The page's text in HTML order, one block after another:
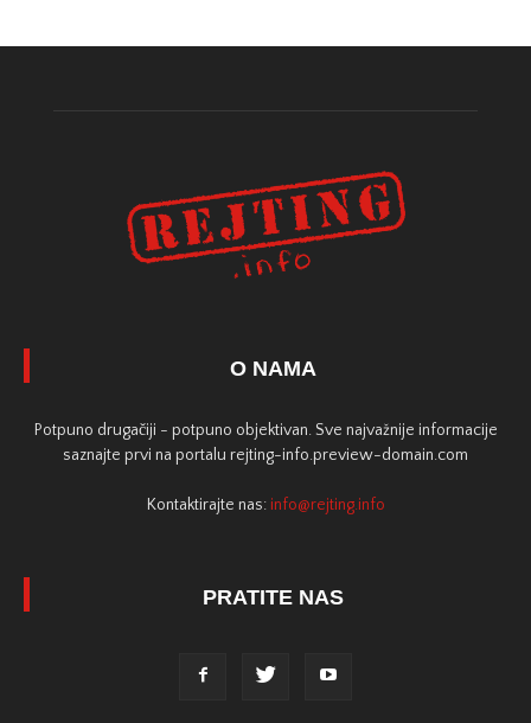
O NAMA
Potpuno drugačiji - potpuno objektivan. Sve najvažnije informacije
saznajte prvi na portalu rejting-info.preview-domain.com
Kontaktirajte nas: info@rejting.info
PRATITE NAS